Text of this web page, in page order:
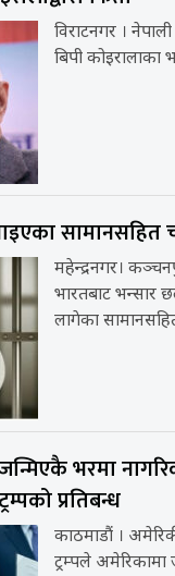
विराटनगर ।
बिपी कोइरालाका
सामानसहित
महेन्द्रनगर।
भारतबाट भन्सार
लागेका
भरमा
प्रतिबन्ध
काठमाडौं ।
ट्रम्पले